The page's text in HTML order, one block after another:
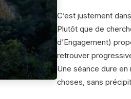
C’est justement
Plutôt que de
d’Engagement)
retrouver
Une séance dure
choses, sans